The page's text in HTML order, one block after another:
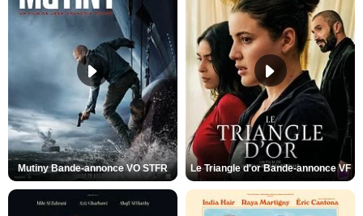
Mutiny Bande-annonce VO STFR Le Triangle d'or Bande-annonce VF